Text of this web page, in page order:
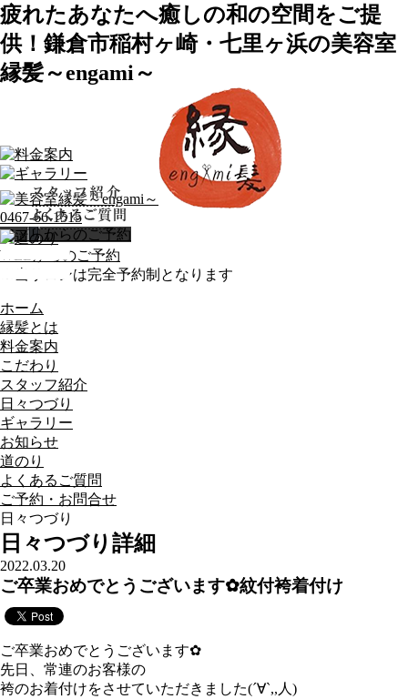
疲れたあなたへ癒しの和の空間をご提
供！鎌倉市稲村ヶ崎・七里ヶ浜の美容室
縁髪～engami～
0467-66-1515
アプリからのご予約
WEBからのご予約
※当サロンは完全予約制となります
ホーム
縁髪とは
料金案内
こだわり
スタッフ紹介
日々つづり
ギャラリー
お知らせ
道のり
よくあるご質問
ご予約・お問合せ
日々つづり
日々つづり詳細
2022.03.20
ご卒業おめでとうございます✿︎紋付袴着付け
ご卒業おめでとうございます✿︎
先日、常連のお客様の
袴のお着付けをさせていただきました(´∀`,,人)